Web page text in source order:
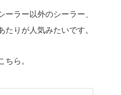
ラー以外のシーラー、
りが人気みたいです。
ら。